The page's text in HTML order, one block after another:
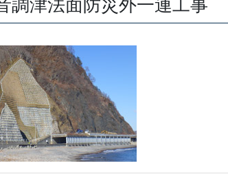
津法面防災外一連工事